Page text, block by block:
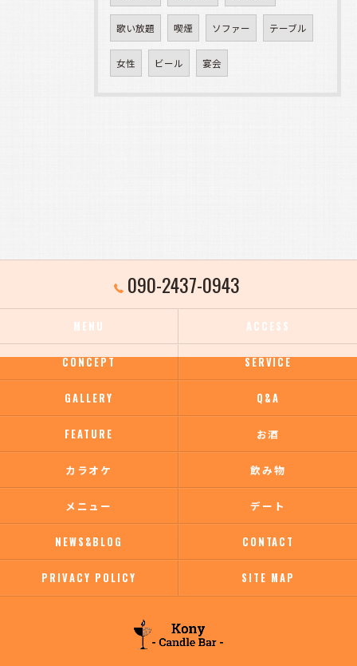
歌い放題 喫煙 ソファー テーブル
女性 ビール 宴会
090-2437-0943
MENU ACCESS
CONCEPT SERVICE
GALLERY Q&A
FEATURE お酒
カラオケ 飲み物
メニュー デート
NEWS&BLOG CONTACT
PRIVACY POLICY SITE MAP